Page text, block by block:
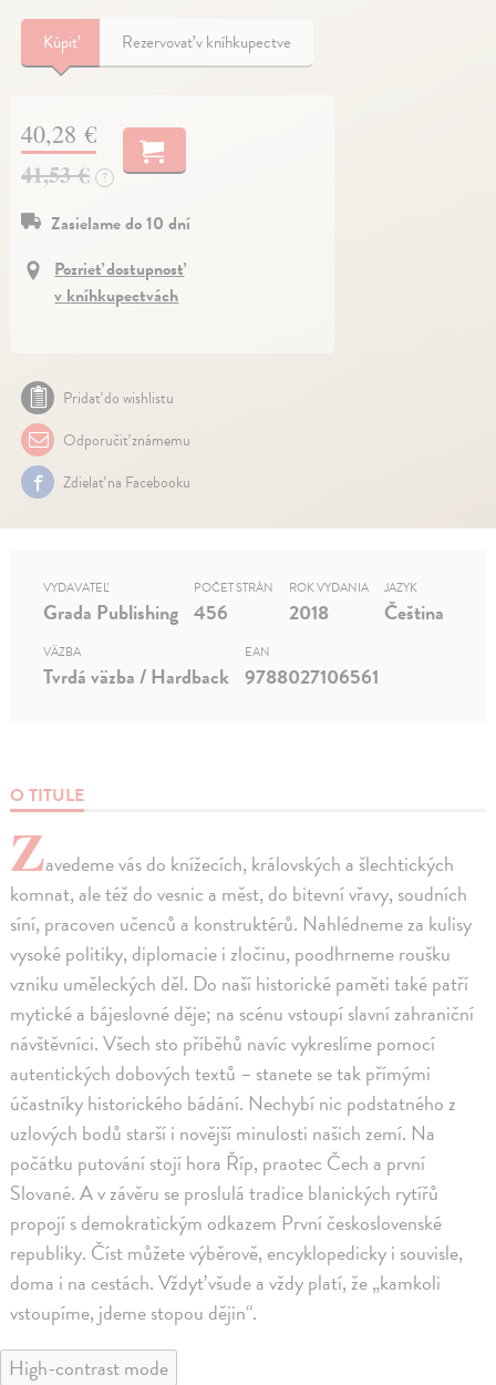
Kúpiť Rezervovať v kníhkupectve
40,28 €
41,53 € ?
Zasielame do 10 dní
Pozrieť dostupnosť
v kníhkupectvách
Pridať do wishlistu
Odporučiť známemu
Zdielať na Facebooku
O TITULE
Zavedeme vás do knížecích, královských a šlechtických
komnat, ale též do vesnic a měst, do bitevní vřavy, soudních
síní, pracoven učenců a konstruktérů. Nahlédneme za kulisy
vysoké politiky, diplomacie i zločinu, poodhrneme roušku
vzniku uměleckých děl. Do naší historické paměti také patří
mytické a bájeslovné děje; na scénu vstoupí slavní zahraniční
návštěvníci. Všech sto příběhů navíc vykreslíme pomocí
autentických dobových textů – stanete se tak přímými
účastníky historického bádání. Nechybí nic podstatného z
uzlových bodů starší i novější minulosti našich zemí. Na
počátku putování stojí hora Říp, praotec Čech a první
Slované. A v závěru se proslulá tradice blanických rytířů
propojí s demokratickým odkazem První československé
republiky. Číst můžete výběrově, encyklopedicky i souvisle,
doma i na cestách. Vždyť všude a vždy platí, že „kamkoli
vstoupíme, jdeme stopou dějin“.
VYDAVATEĽ
Grada Publishing
POČET STRÁN
456
ROK VYDANIA
2018
JAZYK
Čeština
VÄZBA
Tvrdá väzba / Hardback
EAN
9788027106561
High-contrast mode